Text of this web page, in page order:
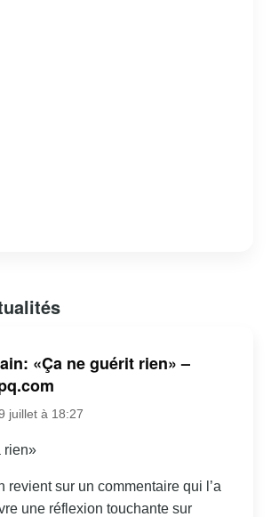
«Ça ne guérit rien» –
juillet à 18:27
rien»
revient sur un commentaire qui l’a
une réflexion touchante sur